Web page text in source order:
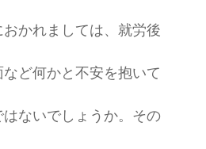
かれましては、就労後
ど何かと不安を抱いて
ないでしょうか。その